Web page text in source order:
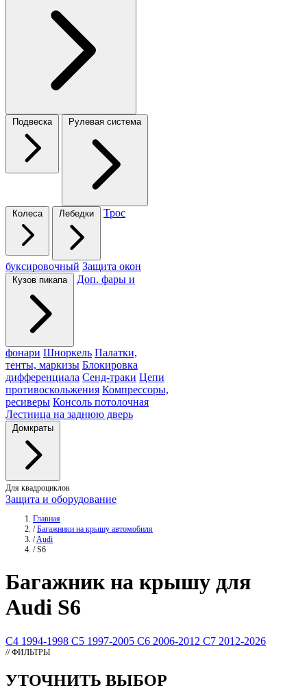
Подвеска Рулевая система
Колеса Лебедки Трос
буксировочный Защита окон
Кузов пикапа Доп. фары и
фонари Шноркель Палатки,
тенты, маркизы Блокировка
дифференциала Сенд-траки Цепи
противоскольжения Компрессоры,
ресиверы Консоль потолочная
Лестница на заднюю дверь
Домкраты
Для квадроциклов
Защита и оборудование
Главная
/ Багажники на крышу автомобиля
/Audi
/ S6
Багажникна крышу для
Audi S6
C4 1994-1998 C5 1997-2005 C6 2006-2012 C7 2012-2026
// ФИЛЬТРЫ
УТОЧНИТЬ ВЫБОР